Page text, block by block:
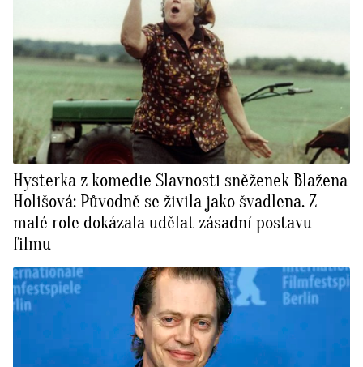
Hysterka z komedie Slavnosti sněženek Blažena
Holišová: Původně se živila jako švadlena. Z
malé role dokázala udělat zásadní postavu
filmu